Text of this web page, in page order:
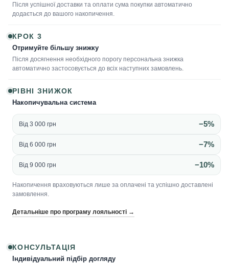
Після успішної доставки та оплати сума покупки автоматично
додається до вашого накопичення.
КРОК 3
Отримуйте більшу знижку
Після досягнення необхідного порогу персональна знижка
автоматично застосовується до всіх наступних замовлень.
РІВНІ ЗНИЖОК
Накопичувальна система
Від 3 000 грн −5%
Від 6 000 грн −7%
Від 9 000 грн −10%
Накопичення враховуються лише за оплачені та успішно доставлені
замовлення.
Детальніше про програму лояльності →
КОНСУЛЬТАЦІЯ
Індивідуальний підбір догляду